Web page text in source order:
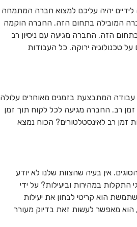
יהיה עליכם למצוא חברה המתמחה
בשנת 2012, ומאז הפכה להיות לחברה המובילה בתחום הזה. החברה הוקמה
הזה. החברה מגיעה עם ניסיון רב
טכנולוגיה ירוקה. כל העבודות
המתבצעת בזמנים מאוחרים עלולה
רב. החברה מגיעה לכל לקוח תוך זמן
רב לאינסטלטורים? הכוח נמצא
אין בעיה שהצוות שלנו לא יודע
במהירות וביעילות? על ידי
הוא קריטי לבחון את יעילות
מאפשר לעשות זאת בדיוק מעורר